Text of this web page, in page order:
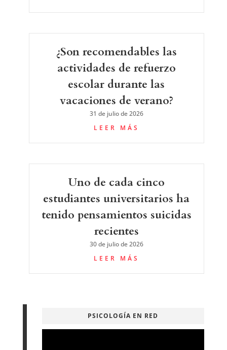
¿Son recomendables las
actividades de refuerzo
escolar durante las
vacaciones de verano?
31 de julio de 2026
LEER MÁS
Uno de cada cinco
estudiantes universitarios ha
tenido pensamientos suicidas
recientes
30 de julio de 2026
LEER MÁS
PSICOLOGÍA EN RED